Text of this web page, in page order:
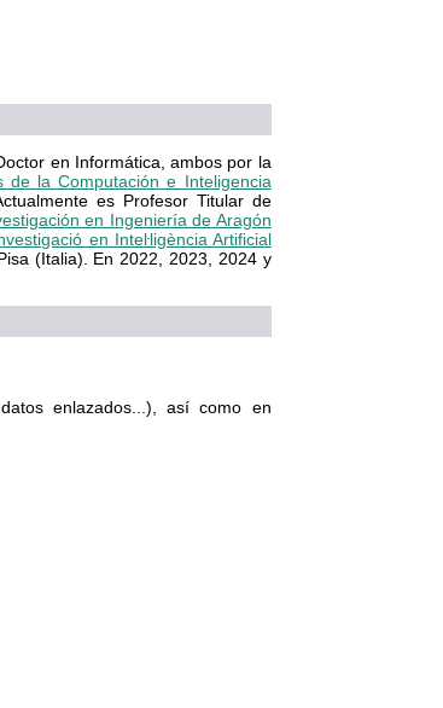
en Informática, ambos por la
de la Computación e Inteligencia
es Profesor Titular de
en Ingeniería de Aragón
en Inteŀligència Artificial
(Italia). En 2022, 2023, 2024 y
enlazados...), así como en